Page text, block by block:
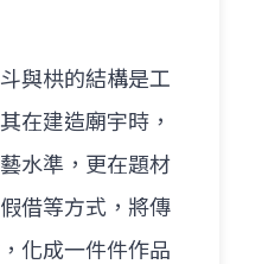
與栱的結構是工
在建造廟宇時，
水準，更在題材
借等方式，將傳
化成一件件作品